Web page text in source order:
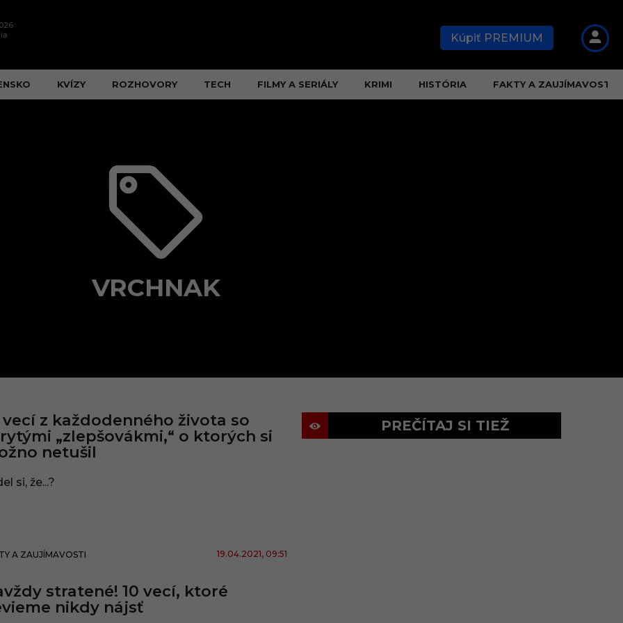
Kúpiť PREMIUM
KVÍZY ROZHOVORY TECH FILMY A SERIÁLY KRIMI HISTÓRIA FAKTY A ZAUJÍMAVOSTI
VRCHNAK
vecí z každodenného života so
„zlepšovákmi,“ o ktorých si
netušil
si, že...?
A ZAUJÍMAVOSTI 19.04.2021, 09:51
stratené! 10 vecí, ktoré
nikdy nájsť
PREČÍTAJ SI TIEŽ